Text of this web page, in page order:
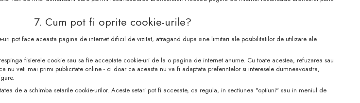
7. Cum pot fi oprite cookie-urile?
uri pot face aceasta pagina de internet dificil de vizitat, atragand dupa sine limitari ale posibilitatilor de utilizare ale
fisierele cookie sau sa fie acceptate cookie-uri de la o pagina de internet anume. Cu toate acestea, refuzarea sau
nu veti mai primi publicitate online - ci doar ca aceasta nu va fi adaptata preferintelor si interesele dumneavoastra,
de a schimba setarile cookie-urilor. Aceste setari pot fi accesate, ca regula, in sectiunea "optiuni" sau in meniul de